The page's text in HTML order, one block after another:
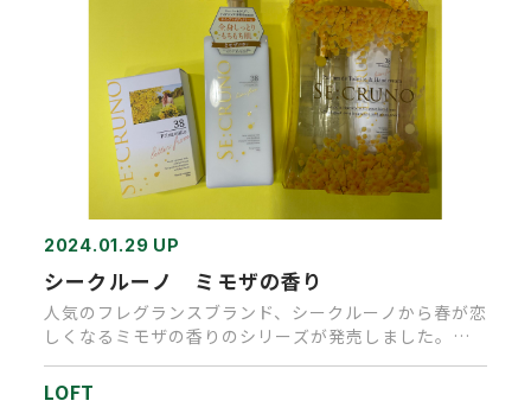
2024.01.29 UP
シークルーノ ミモザの香り
人気のフレグランスブランド、シークルーノから春が恋
しくなるミモザの香りのシリーズが発売しました。み
ずみずしいミモザの花に…
LOFT